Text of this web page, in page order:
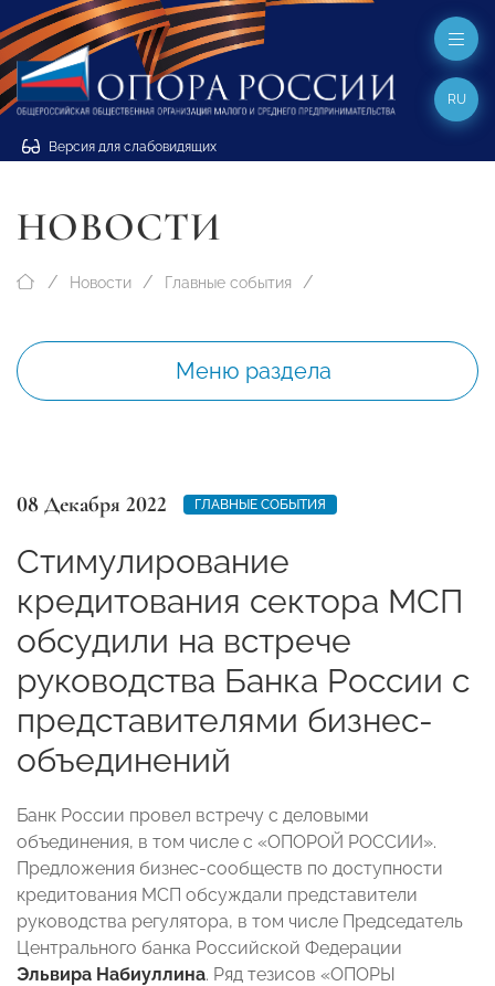
Версия для слабовидящих
RU
НОВОСТИ
Новости Главные события
Меню раздела
08 Декабря 2022 ГЛАВНЫЕ СОБЫТИЯ
Стимулирование
кредитования сектора МСП
обсудили на встрече
руководства Банка России с
представителями бизнес-
объединений
Банк России провел встречу с деловыми
объединения, в том числе с «ОПОРОЙ РОССИИ».
Предложения бизнес-сообществ по доступности
кредитования МСП обсуждали представители
руководства регулятора, в том числе Председатель
Центрального банка Российской Федерации
Эльвира Набиуллина. Ряд тезисов «ОПОРЫ